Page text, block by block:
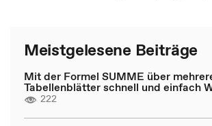
Meistgelesene Beiträge
Mit der Formel SUMME über
Tabellenblätter schnell und einfach
222